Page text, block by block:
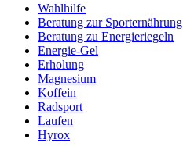
Wahlhilfe
Beratung zur Sporternährung
Beratung zu Energieriegeln
Energie-Gel
Erholung
Magnesium
Koffein
Radsport
Laufen
Hyrox